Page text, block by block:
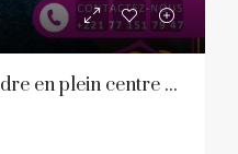
Villa en résidence à vendre en plein centre de Saly